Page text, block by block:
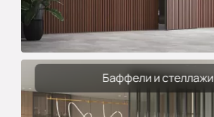
Баффели и стеллажи